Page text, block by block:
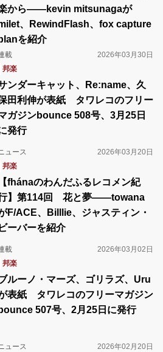
から――kevin mitsunagaが
、RewindFlash、fox capture
を紹介
載
2026年03月30日
邦楽
ンダーキャット、Re:name、久
田利伸が表紙 タワレコのフリー
ガジンbounce 508号、3月25日
発行
ュース
2026年03月20日
邦楽
【fhánaのわんだふるレコメン紀
】第114回 花と夢――towana
F/ACE、Billlie、ジャスティン・
ビーバーを紹介
載
2026年03月02日
邦楽
ルーノ・マーズ、ゴリラズ、Uru
表紙 タワレコのフリーマガジン
bounce 507号、2月25日に発行
ュース 2026年02月20日